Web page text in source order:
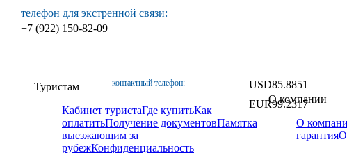
телефон для экстренной связи:
+7 (922) 150-82-09
контактный телефон: USD85.8851
EUR99.2317
Туристам
Кабинет туристаГде купитьКак
оплатитьПолучение документовПамятка
выезжающим за
рубежКонфиденциальность
О компании
О
гарантия